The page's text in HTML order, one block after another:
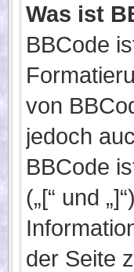
Was ist
BBCode
von
jedoch
BBCode
(„[“ und
der Seite